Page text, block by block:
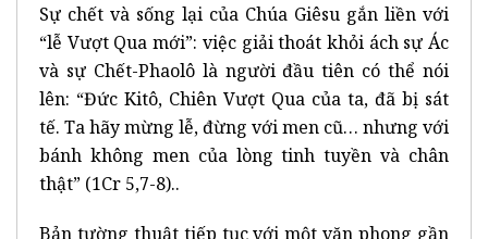
Sự chết và sống lại của Chúa Giêsu gắn liền với
“lễ Vượt Qua mới”: việc giải thoát khỏi ách sự Ác
và sự Chết-Phaolô là người đầu tiên có thể nói
lên: “Đức Kitô, Chiên Vượt Qua của ta, đã bị sát
tế. Ta hãy mừng lễ, đừng với men cũ… nhưng với
bánh không men của lòng tinh tuyền và chân
thật” (1Cr 5,7-8)..
Bản tường thuật tiếp tục với một văn phong gần